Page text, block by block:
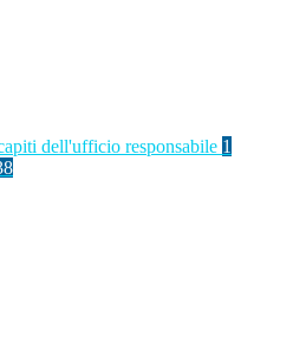
dell'ufficio responsabile 1